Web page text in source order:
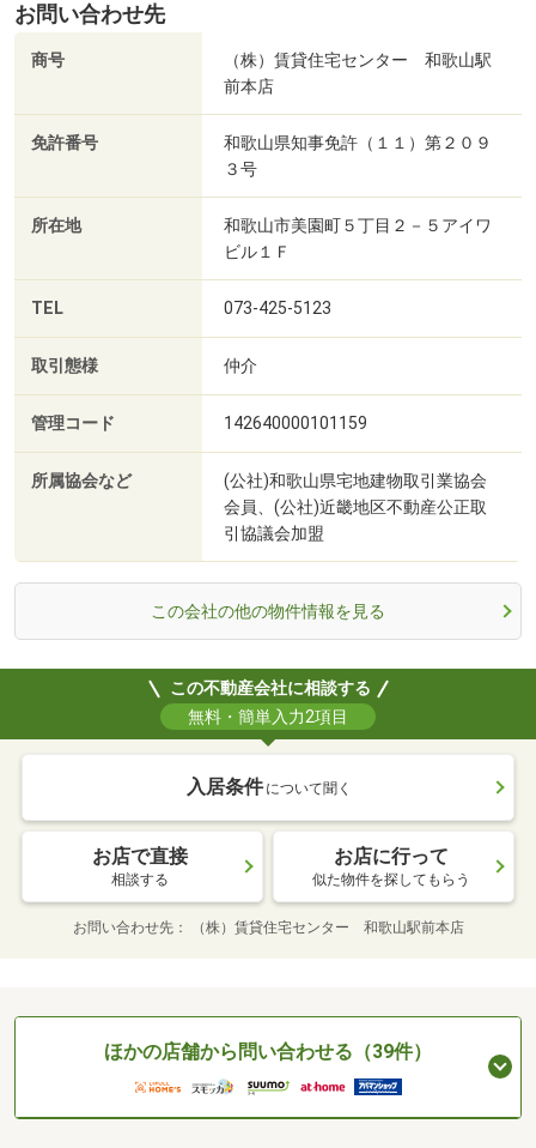
お問い合わせ先
商号
（株）賃貸住宅センター 和歌山駅
前本店
免許番号
和歌山県知事免許（１１）第２０９
３号
所在地
和歌山市美園町５丁目２－５アイワ
ビル１Ｆ
TEL 073-425-5123
取引態様 仲介
管理コード 142640000101159
所属協会など
(公社)和歌山県宅地建物取引業協会
会員、(公社)近畿地区不動産公正取
引協議会加盟
この会社の他の物件情報を見る
この不動産会社に相談する
無料・簡単入力2項目
入居条件 について聞く
お店で直接
相談する
お店に行って
似た物件を探してもらう
お問い合わせ先 （株）賃貸住宅センター 和歌山駅前本店
ほかの店舗から問い合わせる（39件）